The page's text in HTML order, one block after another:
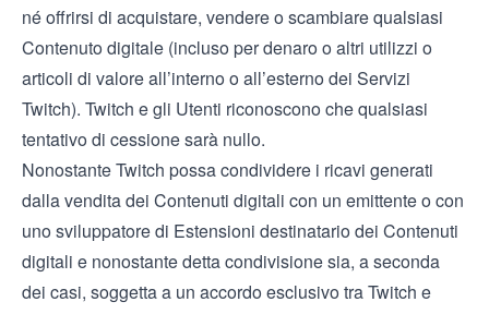
né offrirsi di acquistare, vendere o scambiare qualsiasi
Contenuto digitale (incluso per denaro o altri utilizzi o
articoli di valore all’interno o all’esterno dei Servizi
Twitch). Twitch e gli Utenti riconoscono che qualsiasi
tentativo di cessione sarà nullo.
Nonostante Twitch possa condividere i ricavi generati
dalla vendita dei Contenuti digitali con un emittente o con
uno sviluppatore di Estensioni destinatario dei Contenuti
digitali e nonostante detta condivisione sia, a seconda
dei casi, soggetta a un accordo esclusivo tra Twitch e